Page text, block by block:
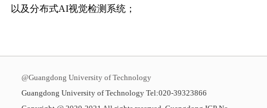
以及分布式AI视觉检测系统；
@Guangdong University of Technology
Guangdong University of Technology Tel:020-39323866